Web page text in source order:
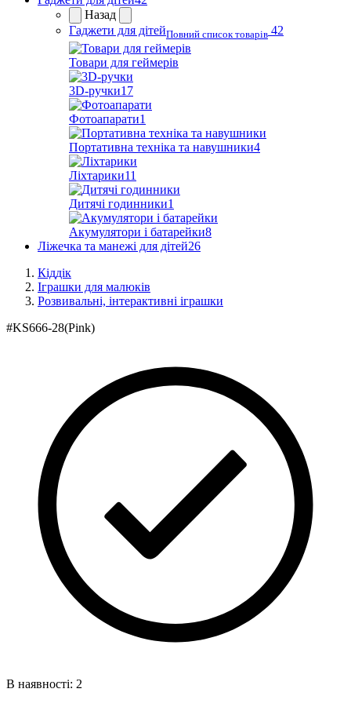
Назад
Гаджети для дітейПовний список товарів 42
Товари для геймерів
3D-ручки17
Фотоапарати1
Портативна техніка та навушники4
Ліхтарики11
Дитячі годинники1
Акумулятори і батарейки8
Ліжечка та манежі для дітей26
Кіддік
Іграшки для малюків
Розвивальні, інтерактивні іграшки
#KS666-28(Pink)
В наявності: 2